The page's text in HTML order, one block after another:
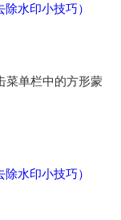
菜单栏中的方形蒙